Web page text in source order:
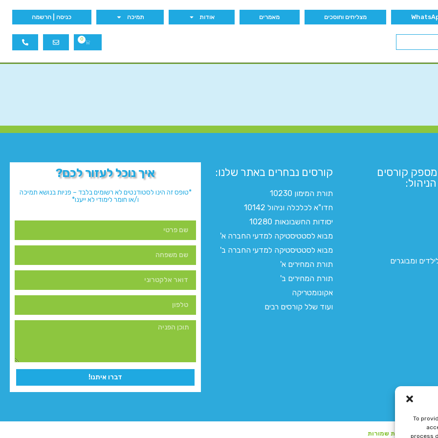
To
process
מצליחים וחוסכים מאמרים אודות תמיכה כניסה | הרשמה
0
קורסים
ומבוגרים
קורסים נבחרים באתר שלנו:​
תורת המימון 10230
חדו"א לכלכלה וניהול 10142
יסודות החשבונאות 10280
מבוא לסטטיסטיקה למדעי החברה א'
מבוא לסטטיסטיקה למדעי החברה ב'
תורת המחירים א'
תורת המחירים ב'
אקונומטריקה
ועוד שלל קורסים רבים
איך נוכל לעזור לכם?
*טופס זה הינו לסטודנטים לא רשומים בלבד – פניות בנושא תמיכה
ו/או חומר לימודי לא ייענו*
דברו איתנו!